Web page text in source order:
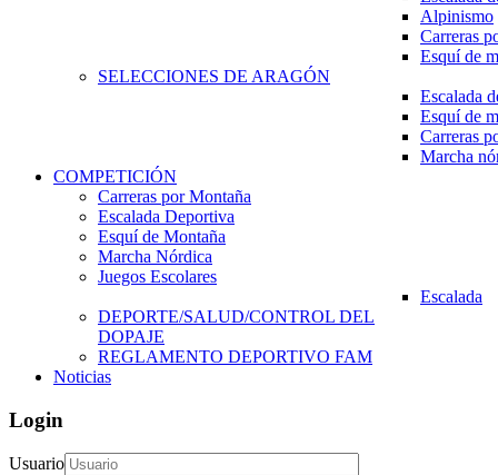
Alpinismo
Carreras
Esquí de
SELECCIONES DE ARAGÓN
Escalada
Esquí de
Carreras
Marcha
COMPETICIÓN
Carreras por Montaña
Escalada Deportiva
Esquí de Montaña
Marcha Nórdica
Juegos Escolares
Escalada
DEPORTE/SALUD/CONTROL DEL
DOPAJE
REGLAMENTO DEPORTIVO FAM
Noticias
Login
Usuario